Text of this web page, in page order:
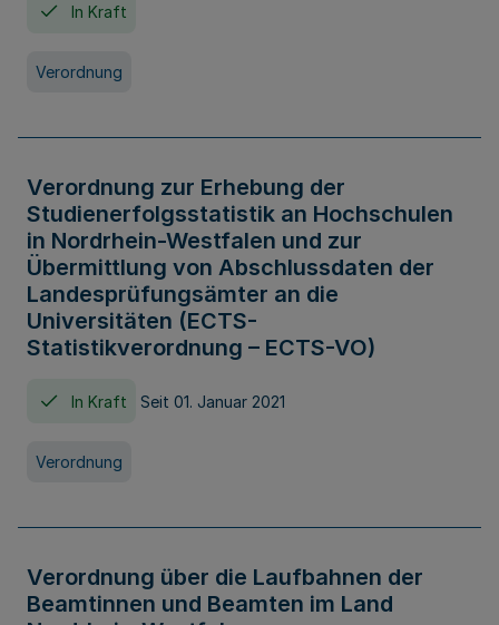
In Kraft
Verordnung
Verordnung zur Erhebung der
Studienerfolgsstatistik an Hochschulen
in Nordrhein-Westfalen und zur
Übermittlung von Abschlussdaten der
Landesprüfungsämter an die
Universitäten (ECTS-
Statistikverordnung – ECTS-VO)
In Kraft Seit 01. Januar 2021
Verordnung
Verordnung über die Laufbahnen der
Beamtinnen und Beamten im Land